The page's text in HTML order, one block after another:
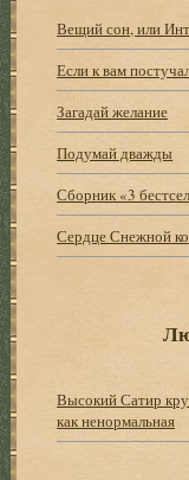
Вещий сон, или
Если к вам
Загадай желание
Подумай дважды
Сборник «3
Сердце Снежной
Высокий Сатир
как ненормальная